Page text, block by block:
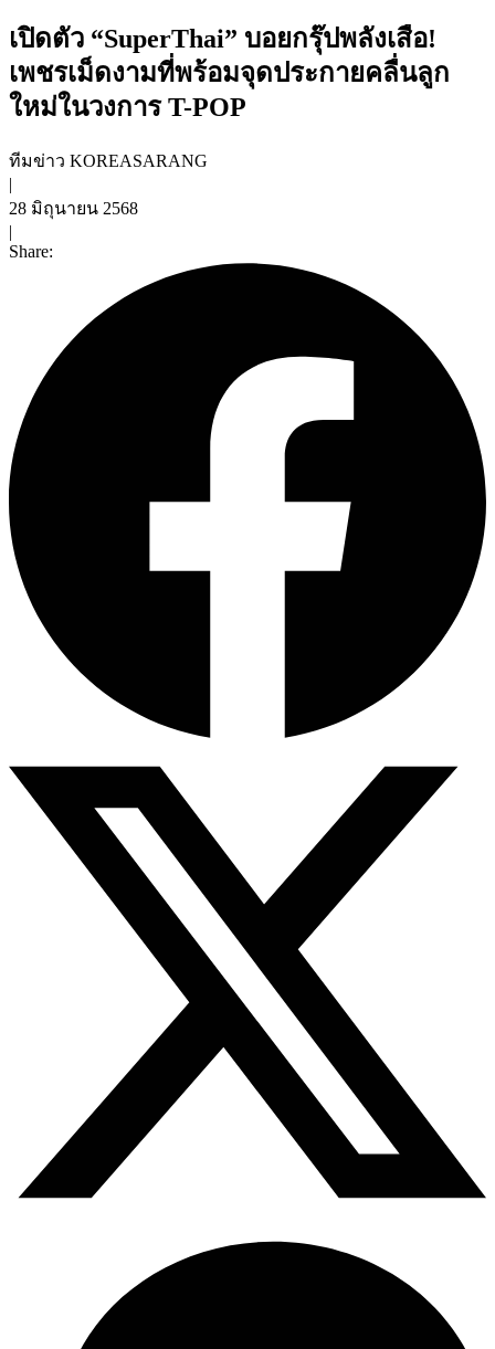
เปิดตัว “SuperThai” บอยกรุ๊ปพลังเสือ!
เพชรเม็ดงามที่พร้อมจุดประกายคลื่นลูก
ใหม่ในวงการ T-POP
ทีมข่าว KOREASARANG
|
28 มิถุนายน 2568
|
Share: